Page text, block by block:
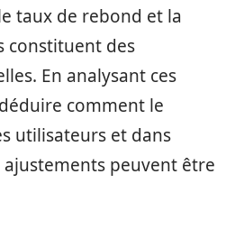
taux de rebond et la
constituent des
En analysant ces
comment le
utilisateurs et dans
peuvent être